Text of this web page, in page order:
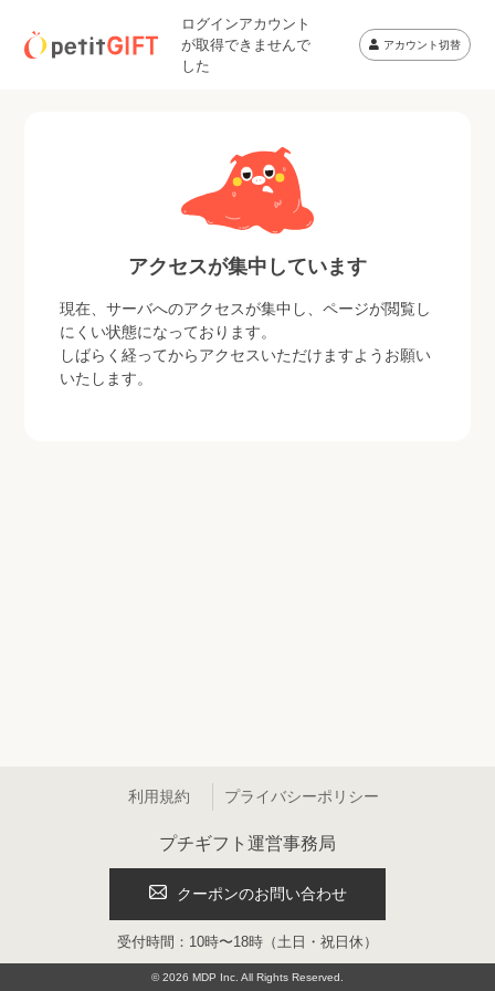
ログインアカウント
が取得できませんで
した
アカウント切替
アクセスが集中しています
現在、サーバへのアクセスが集中し、ページが閲覧し
にくい状態になっております。
しばらく経ってからアクセスいただけますようお願い
いたします。
利用規約 プライバシーポリシー
プチギフト運営事務局
クーポンのお問い合わせ
受付時間：10時〜18時（土日・祝日休）
©2026 MDP Inc. All Rights Reserved.